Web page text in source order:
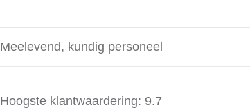
Meelevend, kundig personeel
Hoogste klantwaardering: 9.7